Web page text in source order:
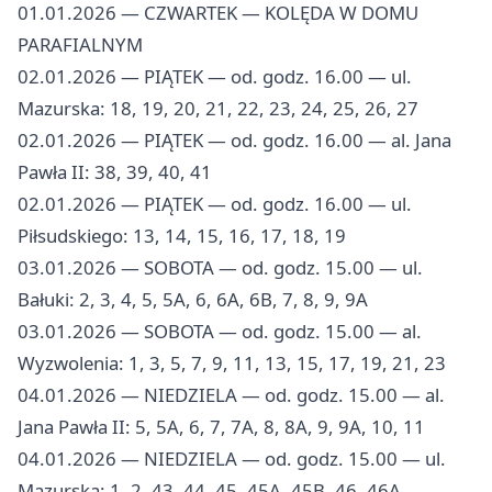
01.01.2026 — CZWARTEK — KOLĘDA W DOMU
PARAFIALNYM
02.01.2026 — PIĄTEK — od. godz. 16.00 — ul.
Mazurska: 18, 19, 20, 21, 22, 23, 24, 25, 26, 27
02.01.2026 — PIĄTEK — od. godz. 16.00 — al. Jana
Pawła II: 38, 39, 40, 41
02.01.2026 — PIĄTEK — od. godz. 16.00 — ul.
Piłsudskiego: 13, 14, 15, 16, 17, 18, 19
03.01.2026 — SOBOTA — od. godz. 15.00 — ul.
Bałuki: 2, 3, 4, 5, 5A, 6, 6A, 6B, 7, 8, 9, 9A
03.01.2026 — SOBOTA — od. godz. 15.00 — al.
Wyzwolenia: 1, 3, 5, 7, 9, 11, 13, 15, 17, 19, 21, 23
04.01.2026 — NIEDZIELA — od. godz. 15.00 — al.
Jana Pawła II: 5, 5A, 6, 7, 7A, 8, 8A, 9, 9A, 10, 11
04.01.2026 — NIEDZIELA — od. godz. 15.00 — ul.